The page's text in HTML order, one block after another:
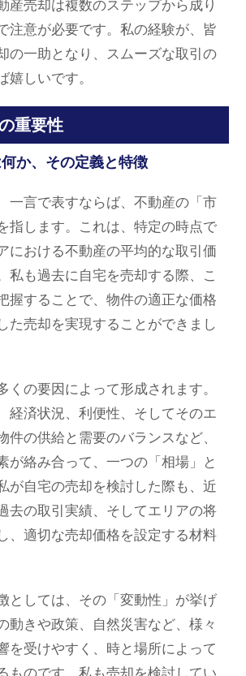
産売却は複数のステップから成り
注意が必要です。私の経験が、皆
の一助となり、スムーズな取引の
しいです。
重要性
か、その定義と特徴
一言で表すならば、不動産の「市
指します。これは、特定の時点で
における不動産の平均的な取引価
私も過去に自宅を売却する際、こ
握することで、物件の適正な価格
た売却を実現することができまし
くの要因によって形成されます。
経済状況、利便性、そしてそのエ
件の供給と需要のバランスなど、
が絡み合って、一つの「相場」と
が自宅の売却を検討した際も、近
去の取引実績、そしてエリアの将
、適切な売却価格を設定する材料
としては、その「変動性」が挙げ
動きや政策、自然災害など、様々
を受けやすく、時と場所によって